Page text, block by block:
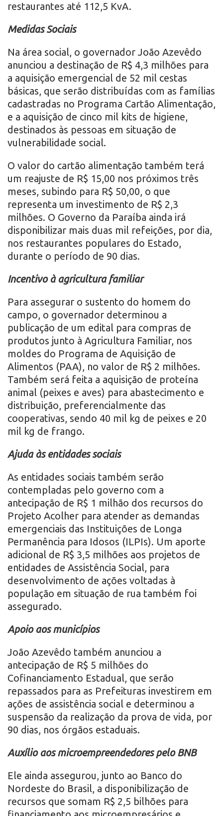
restaurantes até 112,5 KvA.
Medidas Sociais
Na área social, o governador João Azevêdo
anunciou a destinação de R$ 4,3 milhões para
a aquisição emergencial de 52 mil cestas
básicas, que serão distribuídas com as famílias
cadastradas no Programa Cartão Alimentação,
e a aquisição de cinco mil kits de higiene,
destinados às pessoas em situação de
vulnerabilidade social.
O valor do cartão alimentação também terá
um reajuste de R$ 15,00 nos próximos três
meses, subindo para R$ 50,00, o que
representa um investimento de R$ 2,3
milhões. O Governo da Paraíba ainda irá
disponibilizar mais duas mil refeições, por dia,
nos restaurantes populares do Estado,
durante o período de 90 dias.
Incentivo à agricultura familiar
Para assegurar o sustento do homem do
campo, o governador determinou a
publicação de um edital para compras de
produtos junto à Agricultura Familiar, nos
moldes do Programa de Aquisição de
Alimentos (PAA), no valor de R$ 2 milhões.
Também será feita a aquisição de proteína
animal (peixes e aves) para abastecimento e
distribuição, preferencialmente das
cooperativas, sendo 40 mil kg de peixes e 20
mil kg de frango.
Ajuda às entidades sociais
As entidades sociais também serão
contempladas pelo governo com a
antecipação de R$ 1 milhão dos recursos do
Projeto Acolher para atender as demandas
emergenciais das Instituições de Longa
Permanência para Idosos (ILPIs). Um aporte
adicional de R$ 3,5 milhões aos projetos de
entidades de Assistência Social, para
desenvolvimento de ações voltadas à
população em situação de rua também foi
assegurado.
Apoio aos municípios
João Azevêdo também anunciou a
antecipação de R$ 5 milhões do
Cofinanciamento Estadual, que serão
repassados para as Prefeituras investirem em
ações de assistência social e determinou a
suspensão da realização da prova de vida, por
90 dias, nos órgãos estaduais.
Auxílio aos microempreendedores pelo BNB
Ele ainda assegurou, junto ao Banco do
Nordeste do Brasil, a disponibilização de
recursos que somam R$ 2,5 bilhões para